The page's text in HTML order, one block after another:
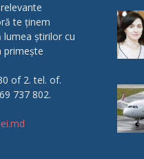
te ținem
lumea știrilor cu
primește
of 2. tel. of.
737 802.